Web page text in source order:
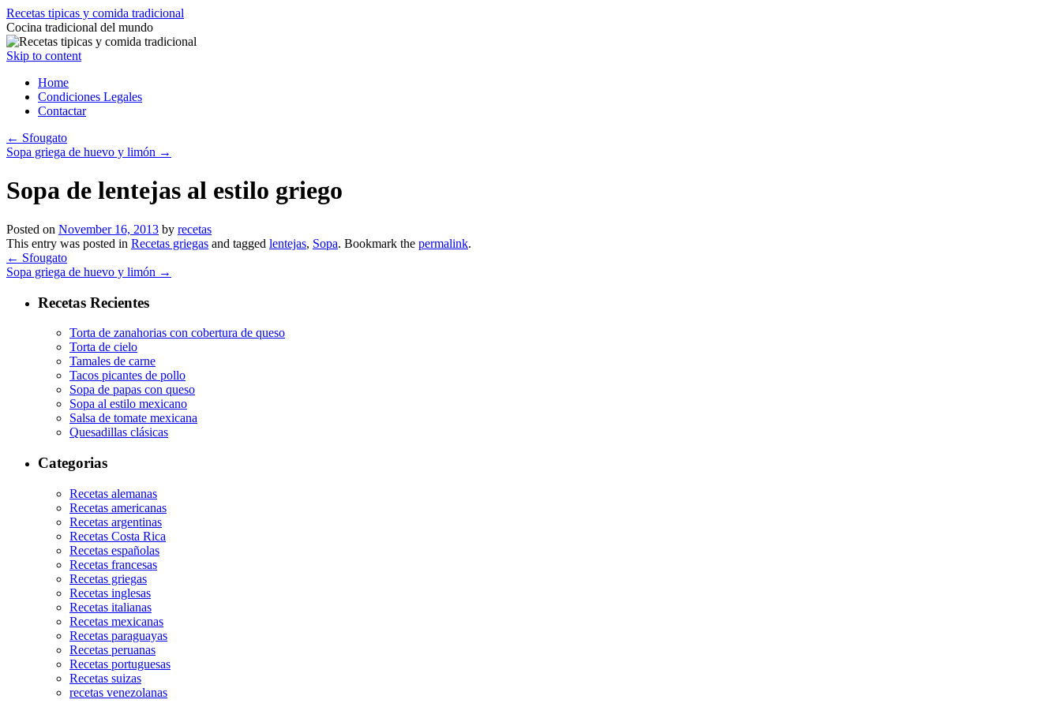
Recetas tipicas y comida tradicional
Cocina tradicional del mundo
Skip to content
Home
Condiciones Legales
Contactar
← Sfougato
Sopa griega de huevo y limón →
Sopa de lentejas al estilo griego
Posted on November 16, 2013 by recetas
This entry was posted in Recetas griegas and tagged lentejas, Sopa. Bookmark the permalink.
← Sfougato
Sopa griega de huevo y limón →
Recetas Recientes
Torta de zanahorias con cobertura de queso
Torta de cielo
Tamales de carne
Tacos picantes de pollo
Sopa de papas con queso
Sopa al estilo mexicano
Salsa de tomate mexicana
Quesadillas clásicas
Categorias
Recetas alemanas
Recetas americanas
Recetas argentinas
Recetas Costa Rica
Recetas españolas
Recetas francesas
Recetas griegas
Recetas inglesas
Recetas italianas
Recetas mexicanas
Recetas paraguayas
Recetas peruanas
Recetas portuguesas
Recetas suizas
recetas venezolanas